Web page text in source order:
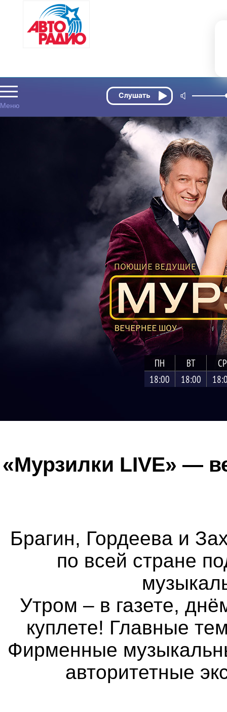
ПН ВТ
СР
18:00
18:00
«Мурзилки LIVE» —
Брагин, Гордеева и
по всей стране
Утром – в газете,
куплете! Главные
Фирменные
авторитетные